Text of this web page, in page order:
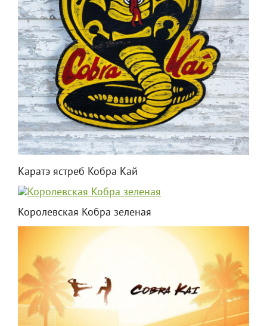
Каратэ ястреб Кобра Кай
Королевская Кобра зеленая